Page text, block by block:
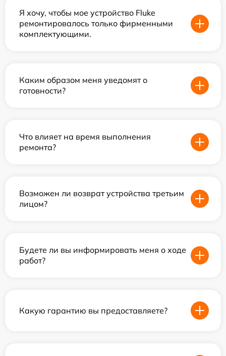
Я хочу, чтобы мое устройство Fluke
ремонтировалось только фирменными
комплектующими.
Каким образом меня уведомят о
готовности?
Что влияет на время выполнения
ремонта?
Возможен ли возврат устройства третьим
лицом?
Будете ли вы информировать меня о ходе
работ?
Какую гарантию вы предоставляете?